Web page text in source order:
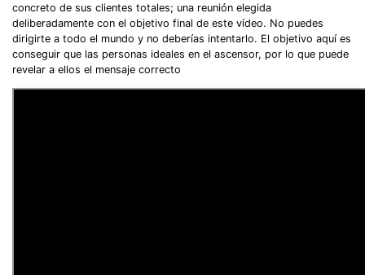
concreto de sus clientes totales; una reunión elegida
deliberadamente con el objetivo final de este vídeo. No puedes
dirigirte a todo el mundo y no deberías intentarlo. El objetivo aquí es
conseguir que las personas ideales en el ascensor, por lo que puede
revelar a ellos el mensaje correcto